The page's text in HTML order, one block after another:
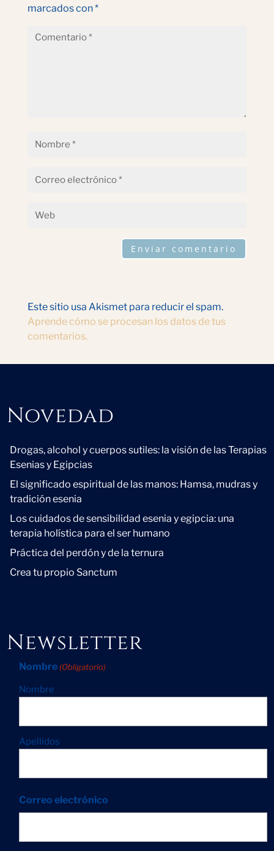
marcados con*
Enviar comentario
Este sitio usa Akismet para reducir el spam.
Aprende cómo se procesan los datos de tus
comentarios.
Novedad
Novedad
Drogas, alcohol y cuerpos sutiles: la visión de las Terapias
Esenias y Egipcias
El significado espiritual de las manos: Hamsa, mudras y
tradición esenia
Los cuidados de sensibilidad esenia y egipcia: una
terapia holística para el ser humano
Práctica del perdón y de la ternura
Crea tu propio Sanctum
Newsletter
Nombre (Obligatorio)
Nombre
Apellidos
Correo electrónico